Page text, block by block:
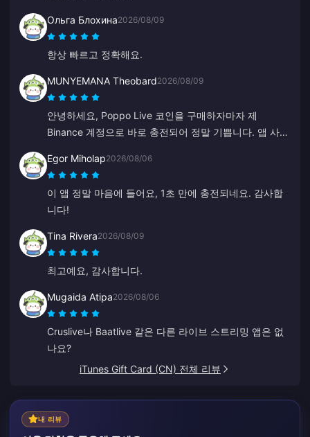
Ольга Блохина2026/08/09
항상 빠르고 정확해요.
MUNYEMANA Theobard2026/08/09
안녕하세요, Poppo Live 코인을 구매하자마자 제
Binance 계정으로 바로 충전되어 정말 기쁩니다. 앱 사용
니다, 앞으로도 계속 번창하세요.
Egor Miholap2026/08/06
이 앱 정말 마음에 들어요, 1초 만에 충전되네요. 감사합
니다!
Tina Rivera2026/08/09
최고예요, 감사합니다.
Mugaida Atipa2026/08/06
Cruslive나 Baatlive 같은 다른 라이브 스트리밍 앱은 없
나요?
iTunes Gift Card (CN) 전체 리뷰
내 리뷰